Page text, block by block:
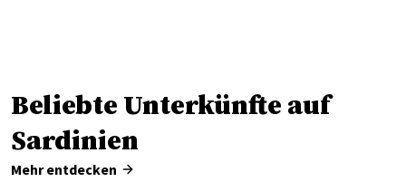
Beliebte Unterkünfte auf
Sardinien
Mehr entdecken